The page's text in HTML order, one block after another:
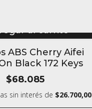
al carrito
ABS Cherry Aifei
Black 172 Keys
$68.085
sin interés de $26.700,00